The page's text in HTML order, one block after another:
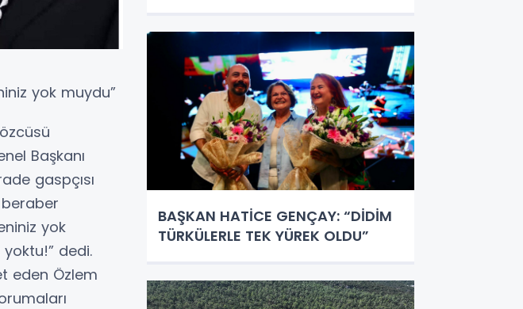
yok muydu”
Başkanı
gaspçısı
beraber
yok
dedi.
eden Özlem
BAŞKAN HATİCE GENÇAY: “DİDİM
TÜRKÜLERLE TEK YÜREK OLDU”